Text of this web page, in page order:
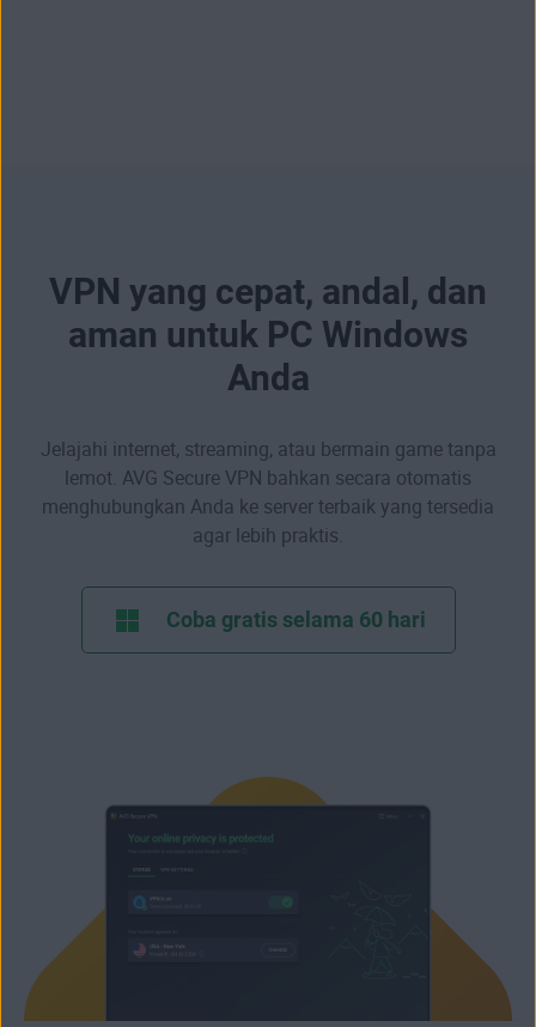
VPN yang cepat, andal, dan
aman untuk PC Windows
Anda
Jelajahi internet, streaming, atau bermain game tanpa
lemot. AVG Secure VPN bahkan secara otomatis
menghubungkan Anda ke server terbaik yang tersedia
agar lebih praktis.
Coba gratis selama 60 hari